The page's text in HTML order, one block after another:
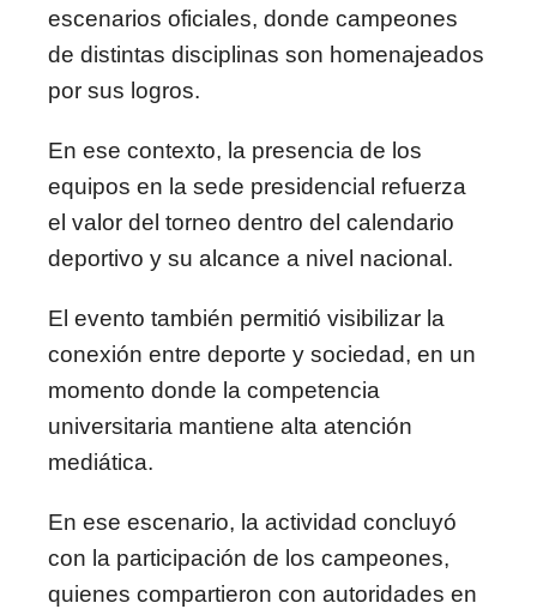
escenarios oficiales, donde campeones
de distintas disciplinas son homenajeados
por sus logros.
En ese contexto, la presencia de los
equipos en la sede presidencial refuerza
el valor del torneo dentro del calendario
deportivo y su alcance a nivel nacional.
El evento también permitió visibilizar la
conexión entre deporte y sociedad, en un
momento donde la competencia
universitaria mantiene alta atención
mediática.
En ese escenario, la actividad concluyó
con la participación de los campeones,
quienes compartieron con autoridades en